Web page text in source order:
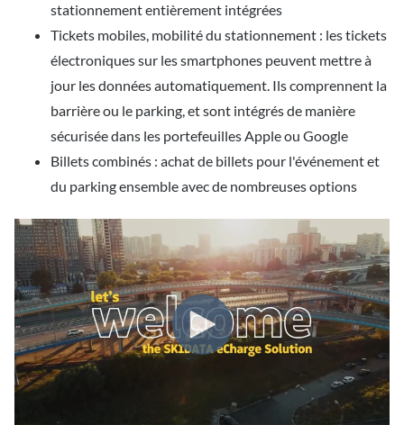
stationnement entièrement intégrées
Tickets mobiles, mobilité du stationnement : les tickets
électroniques sur les smartphones peuvent mettre à
jour les données automatiquement. Ils comprennent la
barrière ou le parking, et sont intégrés de manière
sécurisée dans les portefeuilles Apple ou Google
Billets combinés : achat de billets pour l'événement et
du parking ensemble avec de nombreuses options